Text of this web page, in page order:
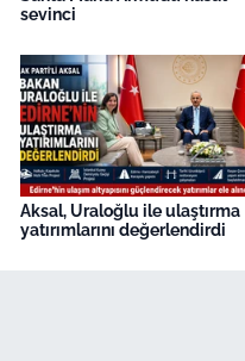
sevinci
Aksal, Uraloğlu ile ulaştırma
yatırımlarını değerlendirdi